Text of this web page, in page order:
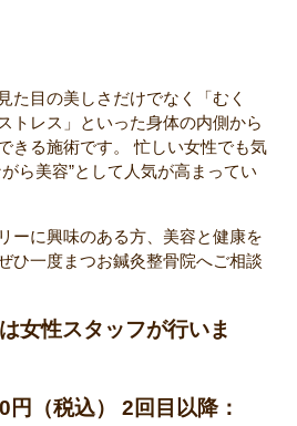
た目の美しさだけでなく「むく
トレス」といった身体の内側から
きる施術です。 忙しい女性でも気
ら美容”として人気が高まってい
ーに興味のある方、美容と健康を
ひ一度まつお鍼灸整骨院へご相談
女性スタッフが行いま
（税込） 2回目以降：